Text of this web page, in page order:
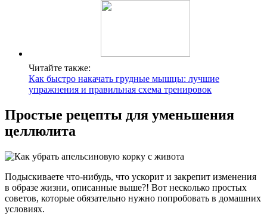
Читайте также:
Как быстро накачать грудные мышцы: лучшие
упражнения и правильная схема тренировок
Простые рецепты для уменьшения
целлюлита
Подыскиваете что-нибудь, что ускорит и закрепит изменения
в образе жизни, описанные выше?! Вот несколько простых
советов, которые обязательно нужно попробовать в домашних
условиях.